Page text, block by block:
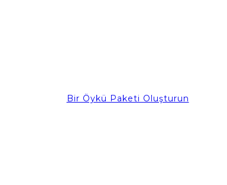
Bir Öykü Paketi Oluşturun